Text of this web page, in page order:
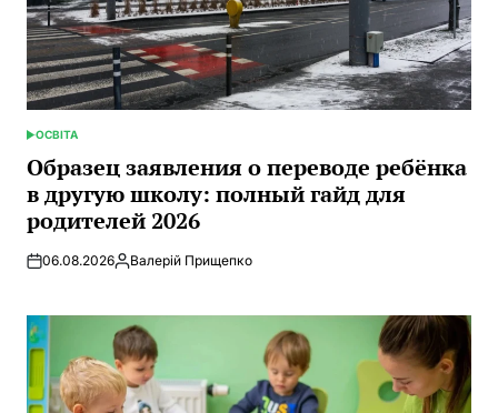
ОПУБЛИКОВАНО
В
ОСВІТА
Образец заявления о переводе ребёнка
в другую школу: полный гайд для
родителей 2026
06.08.2026Запись
Валерій Прищепко